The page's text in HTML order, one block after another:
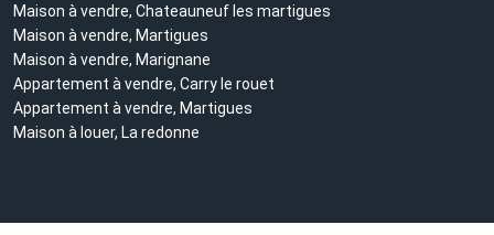
Maison à vendre, Chateauneuf les martigues
Maison à vendre, Martigues
Maison à vendre, Marignane
Appartement à vendre, Carry le rouet
Appartement à vendre, Martigues
Maison à louer, La redonne